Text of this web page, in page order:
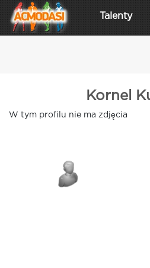
Talenty
Kornel
W tym profilu nie ma zdjęcia